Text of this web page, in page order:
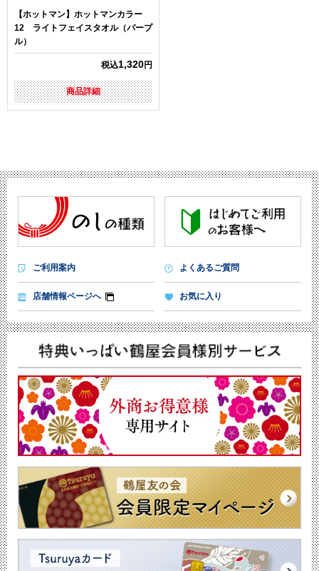
【ホットマン】ホットマンカラー
12 ライトフェイスタオル（パープ
ル）
税込1,320円
商品詳細
ご利用案内 よくあるご質問
店舗情報ページへ お気に入り